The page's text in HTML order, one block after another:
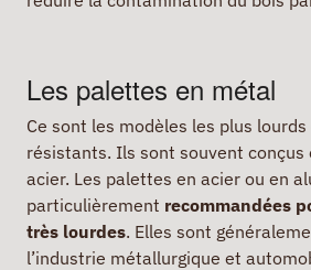
Les palettes en métal
Ce sont les modèles les plus
résistants. Ils sont souvent conçus
acier. Les palettes en acier ou en
particulièrement recommandées
très lourdes. Elles sont
l’industrie métallurgique et